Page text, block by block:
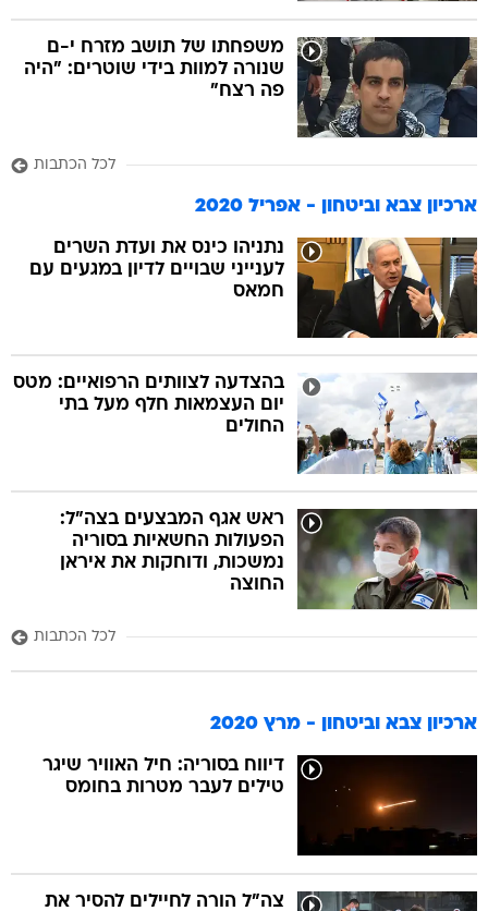
משפחתו של תושב מזרח י-ם
שנורה למוות בידי שוטרים: "היה
פה רצח"
לכל הכתבות
ארכיון צבא וביטחון - אפריל 2020
נתניהו כינס את ועדת השרים
לענייני שבויים לדיון במגעים עם
חמאס
בהצדעה לצוותים הרפואיים: מטס
יום העצמאות חלף מעל בתי
החולים
ראש אגף המבצעים בצה"ל:
הפעולות החשאיות בסוריה
נמשכות, ודוחקות את איראן
החוצה
לכל הכתבות
ארכיון צבא וביטחון - מרץ 2020
דיווח בסוריה: חיל האוויר שיגר
טילים לעבר מטרות בחומס
צה"ל הורה לחיילים להסיר את